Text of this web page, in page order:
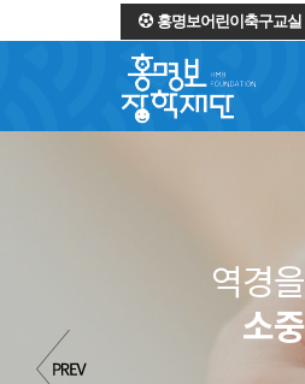
홍명보어린이축구교실
역경
소